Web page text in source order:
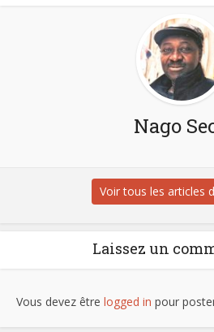
Nago
Voir tous les articles
Laissez un
Vous devez être logged in pour